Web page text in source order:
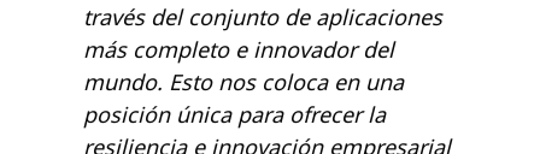
través del conjunto de aplicaciones
más completo e innovador del
mundo. Esto nos coloca en una
posición única para ofrecer la
resiliencia e innovación empresarial